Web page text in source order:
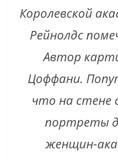
Королевской
Рейнолдс
Автор
Цоффани.
что на стене
портреты
женщин-